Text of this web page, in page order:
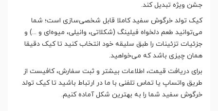
جشن ویژه تبدیل کند.
کیک تولد خرگوش سفید کاملا قابل شخصی‌سازی است؛ شما
می‌توانید طعم دلخواه فیلینگ (شکلاتی، وانیلی، میوه‌ای و ...) و
جزئیات تزئینات را طبق سلیقه خود انتخاب کنید تا کیک دقیقا
همان چیزی باشد که می‌خواهید.
برای دریافت قیمت، اطلاعات بیشتر و ثبت سفارش، کافیست از
طریق واتساپ یا تماس تلفنی با ما در ارتباط باشید تا کیک تولد
خرگوش سفید شما را به بهترین شکل آماده کنیم.